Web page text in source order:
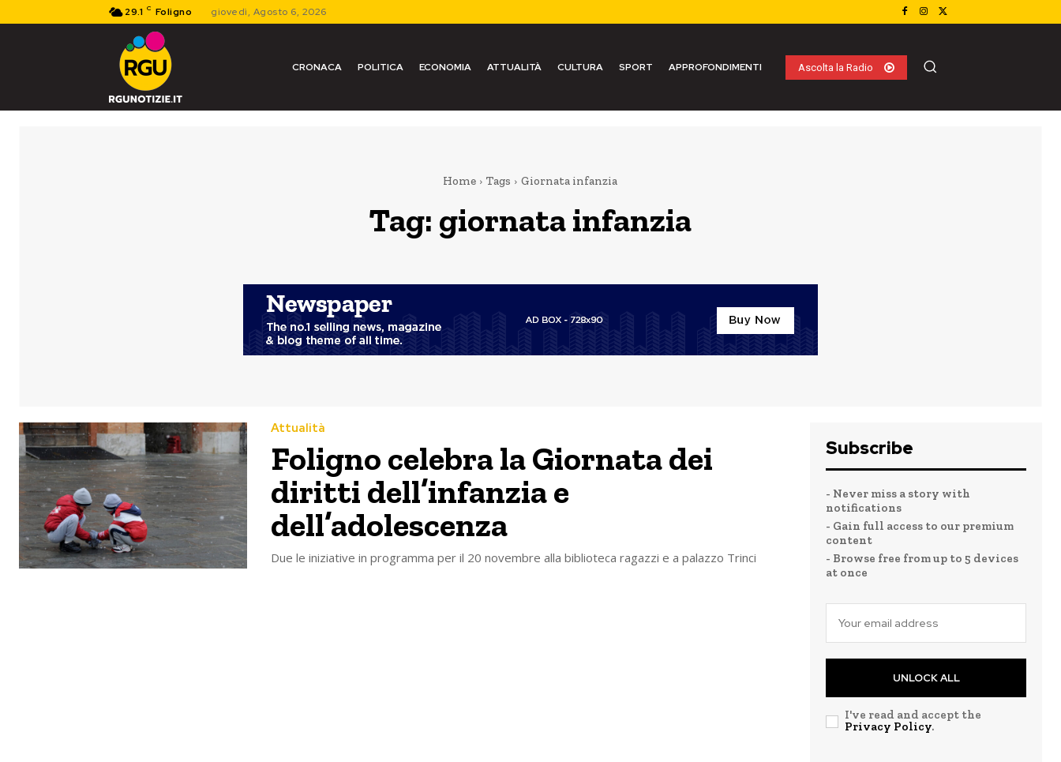
29.1 C Foligno giovedì, Agosto 6, 2026
CRONACA POLITICA ECONOMIA ATTUALITÀ CULTURA SPORT APPROFONDIMENTI Ascolta la Radio
Home Tags Giornata infanzia
Tag: giornata infanzia
Attualità
Foligno celebra la Giornata dei
diritti dell’infanzia e
dell’adolescenza
Due le iniziative in programma per il 20 novembre alla biblioteca ragazzi e a palazzo Trinci
Subscribe
- Never miss a story with
notifications
- Gain full access to our premium
content
- Browse free from up to 5 devices
at once
UNLOCK ALL
I've read and accept the
Privacy Policy.